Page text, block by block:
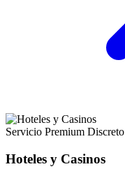
Servicio Premium Discreto
Hoteles y Casinos